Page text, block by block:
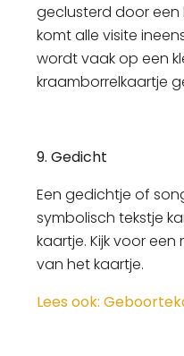
geclusterd door een
komt alle visite
wordt vaak op een
kraamborrelkaartje
9. Gedicht
Een gedichtje of
symbolisch tekstje
kaartje. Kijk voor
van het kaartje.
Lees ook: